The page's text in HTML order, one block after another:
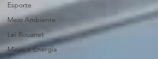
Esporte
Meio Ambiente
Lei Rouanet
Minas e Energia